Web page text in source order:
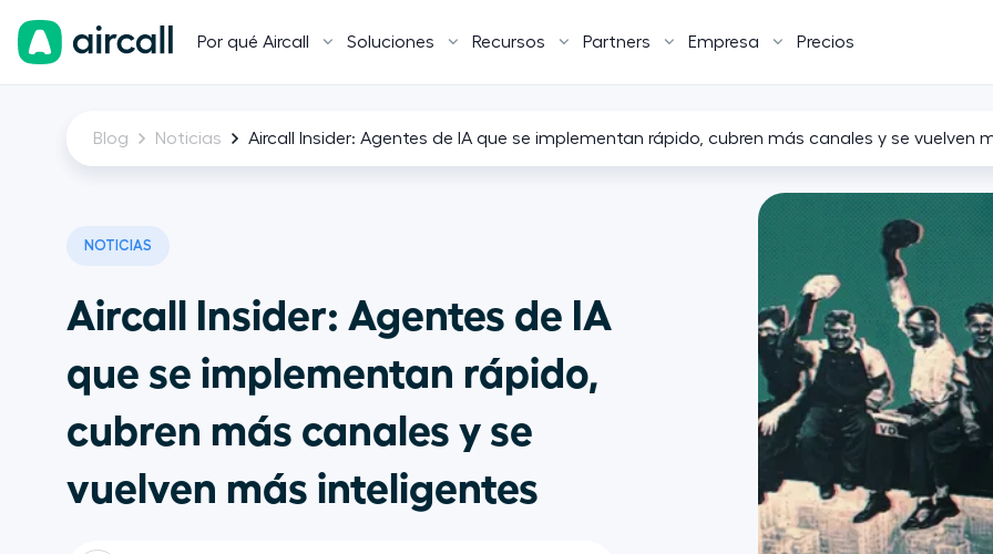
Por qué Aircall Soluciones Recursos Partners Empresa Precios
Blog Noticias Aircall Insider: Agentes de IA que se implementan rápido, cubren más canales y se vuelven
NOTICIAS
Aircall Insider: Agentes de IA
que se implementan rápido,
cubren más canales y se
vuelven más inteligentes